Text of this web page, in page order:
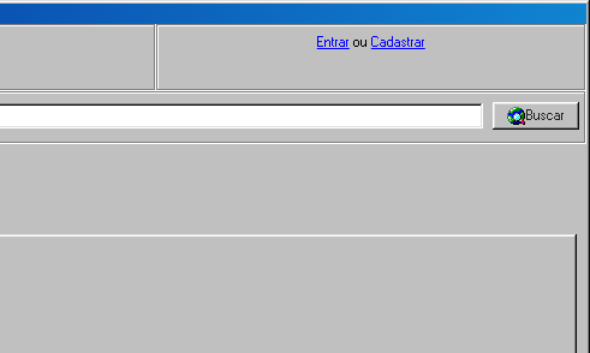
Buscar
Entrar ou Cadastrar